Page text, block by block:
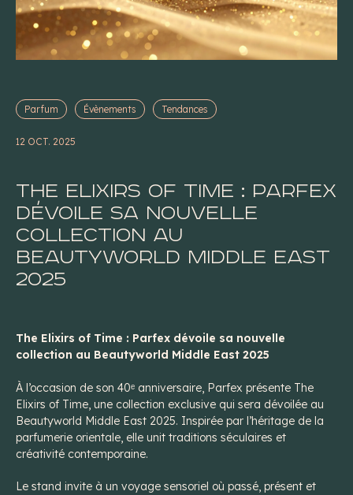
Parfum Évènements Tendances
12 OCT. 2025
The Elixirs of Time : Parfex
dévoile sa nouvelle
collection au
Beautyworld Middle East
2025
The Elixirs of Time : Parfex dévoile sa nouvelle
collection au Beautyworld Middle East 2025
À l’occasion de son 40ᵉ anniversaire, Parfex présente The
Elixirs of Time, une collection exclusive qui sera dévoilée au
Beautyworld Middle East 2025. Inspirée par l’héritage de la
parfumerie orientale, elle unit traditions séculaires et
créativité contemporaine.
Le stand invite à un voyage sensoriel où passé, présent et